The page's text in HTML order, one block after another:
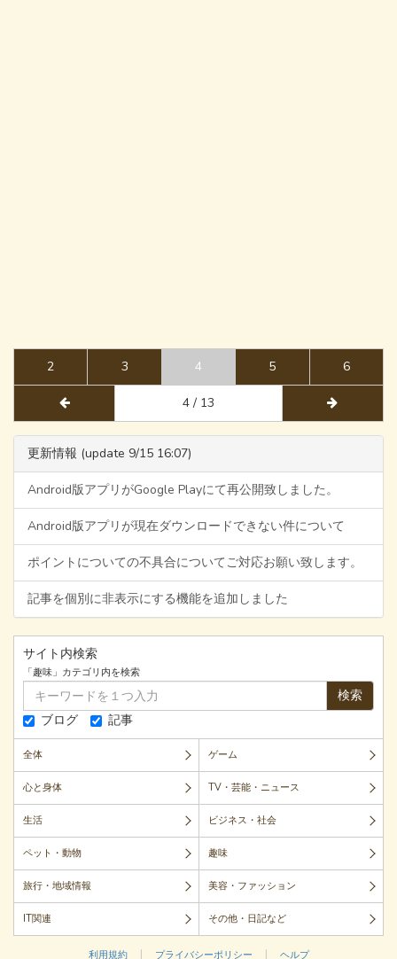
2 3 4 5 6
4 / 13
更新情報 (update 9/15 16:07)
Android版アプリがGoogle Playにて再公開致しました。
Android版アプリが現在ダウンロードできない件について
ポイントについての不具合についてご対応お願い致します。
記事を個別に非表示にする機能を追加しました
サイト内検索
「趣味」カテゴリ内を検索
検索
ブログ
記事
全体 ゲーム
心と身体 TV・芸能・ニュース
生活 ビジネス・社会
ペット・動物 趣味
旅行・地域情報 美容・ファッション
IT関連 その他・日記など
利用規約 | プライバシーポリシー | ヘルプ